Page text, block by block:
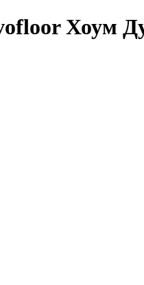
Хоум